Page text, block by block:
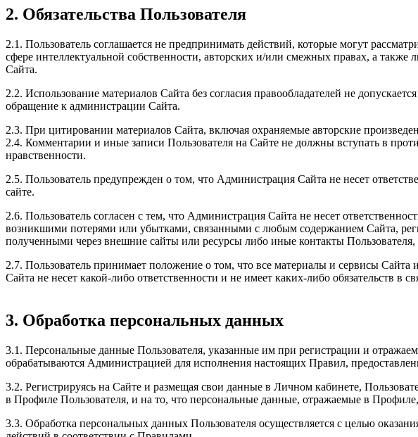
2. Обязательства Пользователя
2.1. Пользователь соглашается не предпринимать действий, которые могут
сфере интеллектуальной собственности, авторских и/или смежных правах, а
Сайта.
2.2. Использование материалов Сайта без согласия правообладателей не
обращение к администрации Сайта.
2.3. При цитировании материалов Сайта, включая охраняемые авторские
2.4. Комментарии и иные записи Пользователя на Сайте не должны вступать в
нравственности.
2.5. Пользователь предупрежден о том, что Администрация Сайта не несет
сайте.
2.6. Пользователь согласен с тем, что Администрация Сайта не несет
возникшими потерями или убытками, связанными с любым содержанием Сайта,
полученными через внешние сайты или ресурсы либо иные контакты
2.7. Пользователь принимает положение о том, что все материалы и сервисы
Сайта не несет какой-либо ответственности и не имеет каких-либо обязательств в
3. Обработка персональных данных
3.1. Персональные данные Пользователя, указанные им при регистрации и
обрабатываются Администрацией для исполнения настоящих Правил,
3.2. Регистрируясь на Сайте и размещая свои данные в Личном кабинете,
в Профиле Пользователя, и на то, что персональные данные, отражаемые в
3.3. Обработка персональных данных Пользователя осуществляется с целью